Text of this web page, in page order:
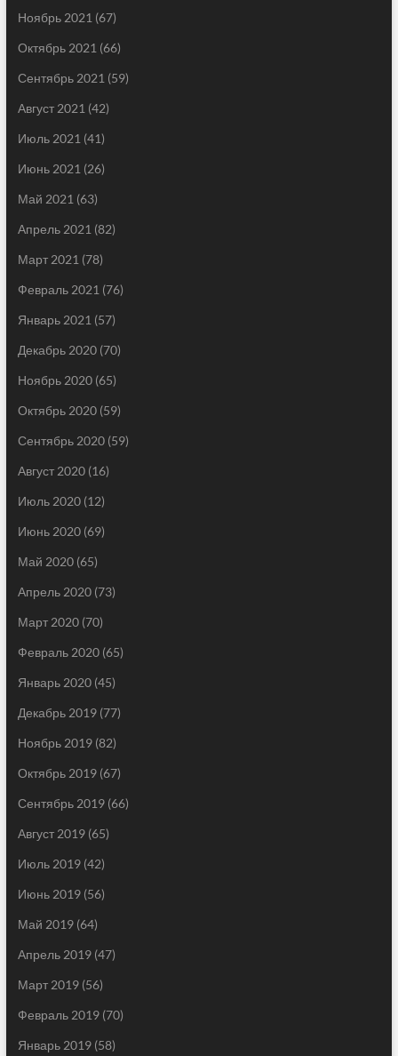
Ноябрь 2021 (67)
Октябрь 2021 (66)
Сентябрь 2021 (59)
Август 2021 (42)
Июль 2021 (41)
Июнь 2021 (26)
Май 2021 (63)
Апрель 2021 (82)
Март 2021 (78)
Февраль 2021 (76)
Январь 2021 (57)
Декабрь 2020(70)
Ноябрь 2020(65)
Октябрь 2020(59)
Сентябрь 2020(59)
Август 2020(16)
Июль 2020(12)
Июнь 2020(69)
Май 2020(65)
Апрель 2020(73)
Март 2020(70)
Февраль 2020(65)
Январь 2020(45)
Декабрь 2019(77)
Ноябрь 2019(82)
Октябрь 2019(67)
Сентябрь 2019(66)
Август 2019(65)
Июль 2019(42)
Июнь 2019(56)
Май 2019(64)
Апрель 2019(47)
Март 2019(56)
Февраль 2019(70)
Январь 2019(58)